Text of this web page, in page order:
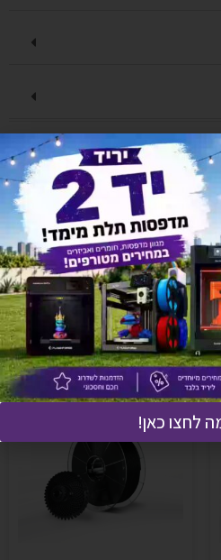
אליך בהקדם!
אותך גם
לחצו כאן!